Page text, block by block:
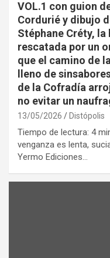
VOL.1 con guion
Cordurié y dibujo
Stéphane Créty,
rescatada por un
que el camino de
lleno de
de la Cofradía
no evitar un
13/05/2026 Distópolis
Tiempo de lectura: 4
venganza es lenta,
Yermo Ediciones…